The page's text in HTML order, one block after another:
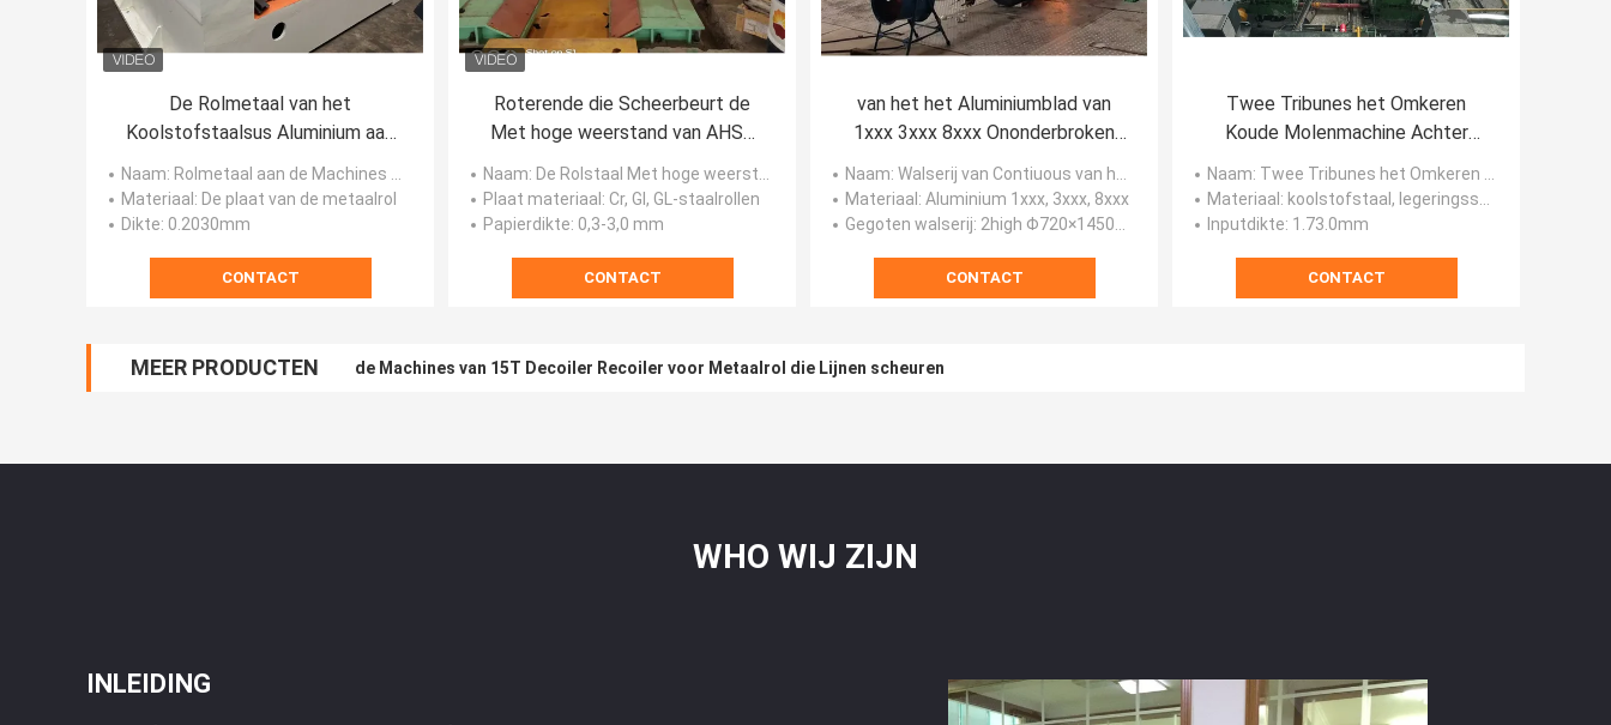
De Rolmetaal van het
Koolstofstaalsus Aluminium aan
Lengtelijn 0.2-30 wordt gesneden
X 2500 die
Naam: Rolmetaal aan de Machines die van de Lengtelijn wordt gesneden
Materiaal : De plaat van de metaalrol
Dikte: 0.2030mm
CONTACT
Roterende die Scheerbeurt de
Met hoge weerstand van AHSS
aan Lengtelijn 0.3-3 wordt
gesneden X 1500
Naam: De Rolstaal Met hoge weerstand die van AHSS aan Lengtelijn wordt gesneden
Plaat materiaal : Cr, GI, GL-staalrollen
Papierdikte: 0,3-3,0 mm
CONTACT
van het het Aluminiumblad van
1xxx 3xxx 8xxx Ononderbroken
Walserij 720×1450mm
Naam: Walserij van Contiuous van het aluminiumblad de Gietende
Materiaal : Aluminium 1xxx, 3xxx, 8xxx
Gegoten walserij: 2high Φ720×1450mm
CONTACT
Twee Tribunes het Omkeren
Koude Molenmachine Achter
elkaar 300mpm 850mm AGC
Naam: Twee Tribunes het Omkeren Koude Molenmachine Achter elkaar
Materiaal : koolstofstaal, legeringsstaal, HRPO, Roestvrij staal
Inputdikte: 1.73.0mm
CONTACT
MEER PRODUCTEN de Machines van 15T Decoiler Recoiler voor Metaalrol die Lijnen scheuren
WHO WIJ ZIJN
INLEIDING